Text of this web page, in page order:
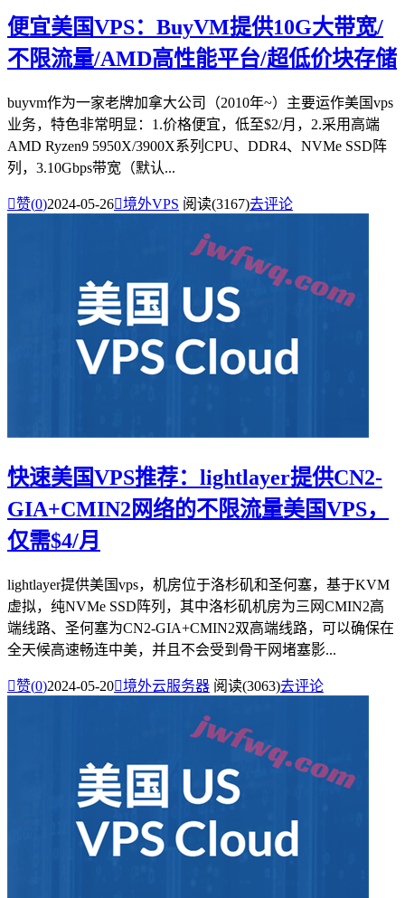
便宜美国VPS：BuyVM提供10G大带宽/
不限流量/AMD高性能平台/超低价块存储
buyvm作为一家老牌加拿大公司（2010年~）主要运作美国vps
业务，特色非常明显：1.价格便宜，低至$2/月，2.采用高端
AMD Ryzen9 5950X/3900X系列CPU、DDR4、NVMe SSD阵
列，3.10Gbps带宽（默认...
赞(0)2024-05-26境外VPS 阅读(3167)去评论
快速美国VPS推荐：lightlayer提供CN2-
GIA+CMIN2网络的不限流量美国VPS，
仅需$4/月
lightlayer提供美国vps，机房位于洛杉矶和圣何塞，基于KVM
虚拟，纯NVMe SSD阵列，其中洛杉矶机房为三网CMIN2高
端线路、圣何塞为CN2-GIA+CMIN2双高端线路，可以确保在
全天候高速畅连中美，并且不会受到骨干网堵塞影...
赞(0)2024-05-20境外云服务器 阅读(3063)去评论